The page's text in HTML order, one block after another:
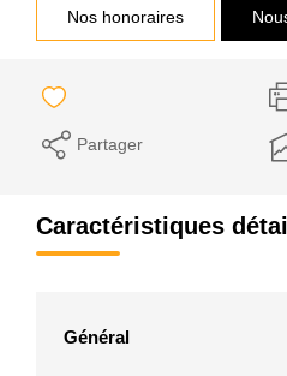
Nos honoraires
Partager
Caractéristiques
Général